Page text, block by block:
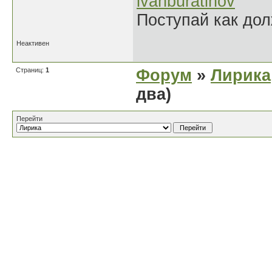
Поступай как
Неактивен
Страниц: 1 Форум » Лирика
два)
Перейти